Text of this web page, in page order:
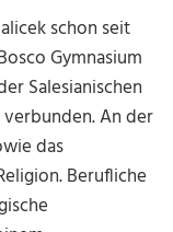
schon seit
Gymnasium
Salesianischen
An der
das
Berufliche